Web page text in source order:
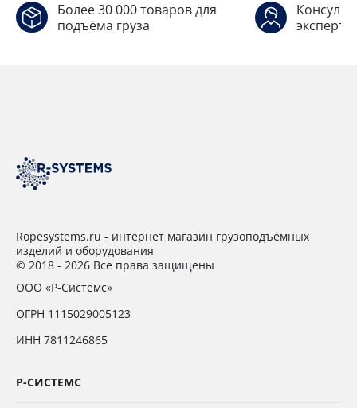
Более 30 000 товаров для
подъёма груза
Ropesystems.ru - интернет магазин грузоподъемных
изделий и оборудования
© 2018 - 2026 Все права защищены
ООО «Р-Системс»
ОГРН 1115029005123
ИНН 7811246865
Р-СИСТЕМС